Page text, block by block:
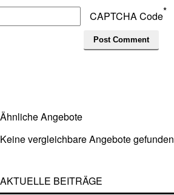
CAPTCHA Code*
Ähnliche Angebote
Keine vergleichbare Angebote gefunden
AKTUELLE BEITRÄGE